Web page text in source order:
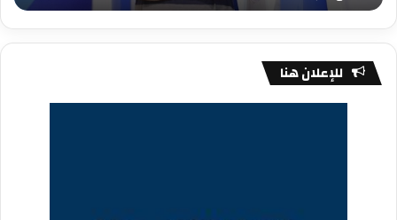
للإعلان هنا